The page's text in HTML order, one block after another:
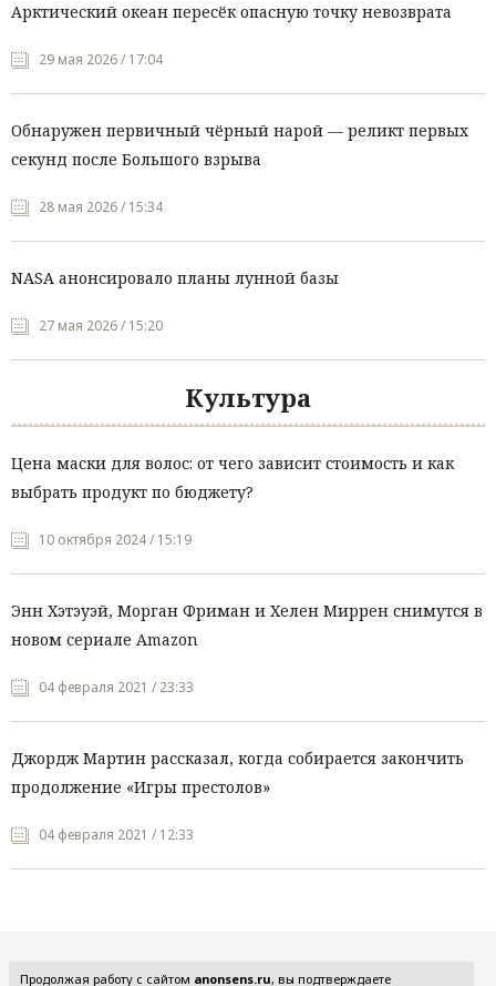
Арктический океан пересёк опасную точку невозврата
29 мая 2026 / 17:04
Обнаружен первичный чёрный нарой — реликт первых
секунд после Большого взрыва
28 мая 2026 / 15:34
NASA анонсировало планы лунной базы
27 мая 2026 / 15:20
Культура
Цена маски для волос: от чего зависит стоимость и как
выбрать продукт по бюджету?
10 октября 2024 / 15:19
Энн Хэтэуэй, Морган Фриман и Хелен Миррен снимутся в
новом сериале Amazon
04 февраля 2021 / 23:33
Джордж Мартин рассказал, когда собирается закончить
продолжение «Игры престолов»
04 февраля 2021 / 12:33
Продолжая работу с сайтом anonsens.ru, вы подтверждаете